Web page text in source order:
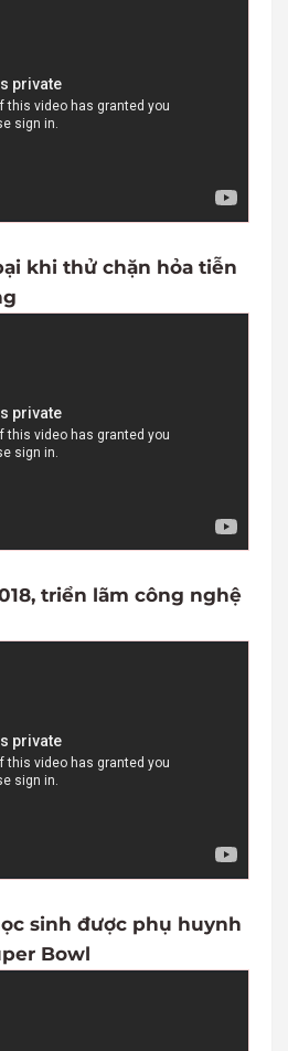
khi thử chặn hỏa tiễn
triển lãm công nghệ
sinh được phụ huynh
Bowl